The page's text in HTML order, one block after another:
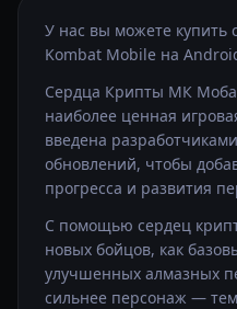
У нас вы можете купить
Kombat Mobile на
Сердца Крипты МК
наиболее ценная
введена
обновлений, чтобы
прогресса и развития
С помощью сердец
новых бойцов, как
улучшенных алмазных
сильнее персонаж —